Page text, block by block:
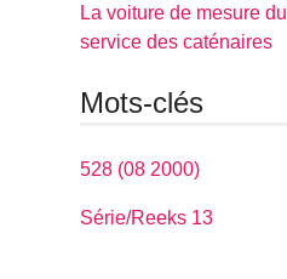
La voiture de mesure du
service des caténaires
Mots-clés
528 (08 2000)
Série/Reeks 13